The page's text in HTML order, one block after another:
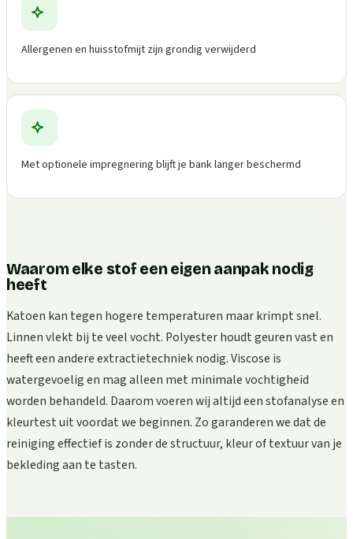
Allergenen en huisstofmijt zijn grondig verwijderd
Met optionele impregnering blijft je bank langer beschermd
Waarom elke stof een eigen aanpak nodig
heeft
Katoen kan tegen hogere temperaturen maar krimpt snel.
Linnen vlekt bij te veel vocht. Polyester houdt geuren vast en
heeft een andere extractietechniek nodig. Viscose is
watergevoelig en mag alleen met minimale vochtigheid
worden behandeld. Daarom voeren wij altijd een stofanalyse en
kleurtest uit voordat we beginnen. Zo garanderen we dat de
reiniging effectief is zonder de structuur, kleur of textuur van je
bekleding aan te tasten.